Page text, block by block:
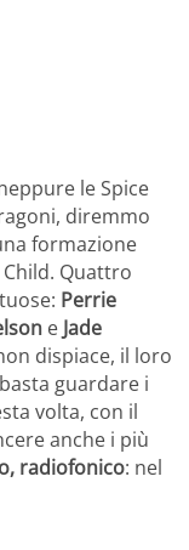
le Spice
diremmo
formazione
Child. Quattro
Perrie
e Jade
dispiace, il loro
guardare i
volta, con il
anche i più
radiofonico: nel